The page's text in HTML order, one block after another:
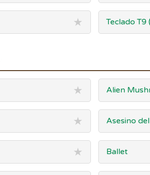
★ Teclado T9
★ Alien
★ Asesino
★ Ballet